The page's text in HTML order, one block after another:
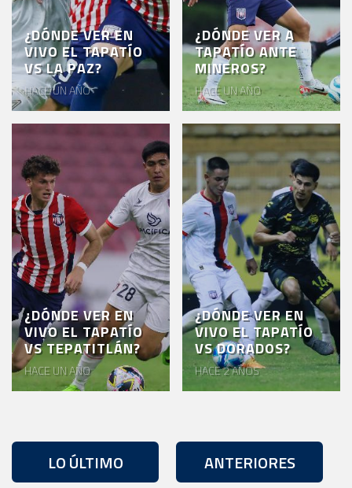
¿DÓNDE VER EN
VIVO EL TAPATÍO
VS LA PAZ?
HACE UN AÑO
¿DÓNDE VER A
TAPATÍO ANTE
MINEROS?
HACE UN AÑO
¿DÓNDE VER EN
VIVO EL TAPATÍO
VS TEPATITLÁN?
HACE UN AÑO
¿DÓNDE VER EN
VIVO EL TAPATÍO
VS DORADOS?
HACE 2 AÑOS
LO ÚLTIMO ANTERIORES